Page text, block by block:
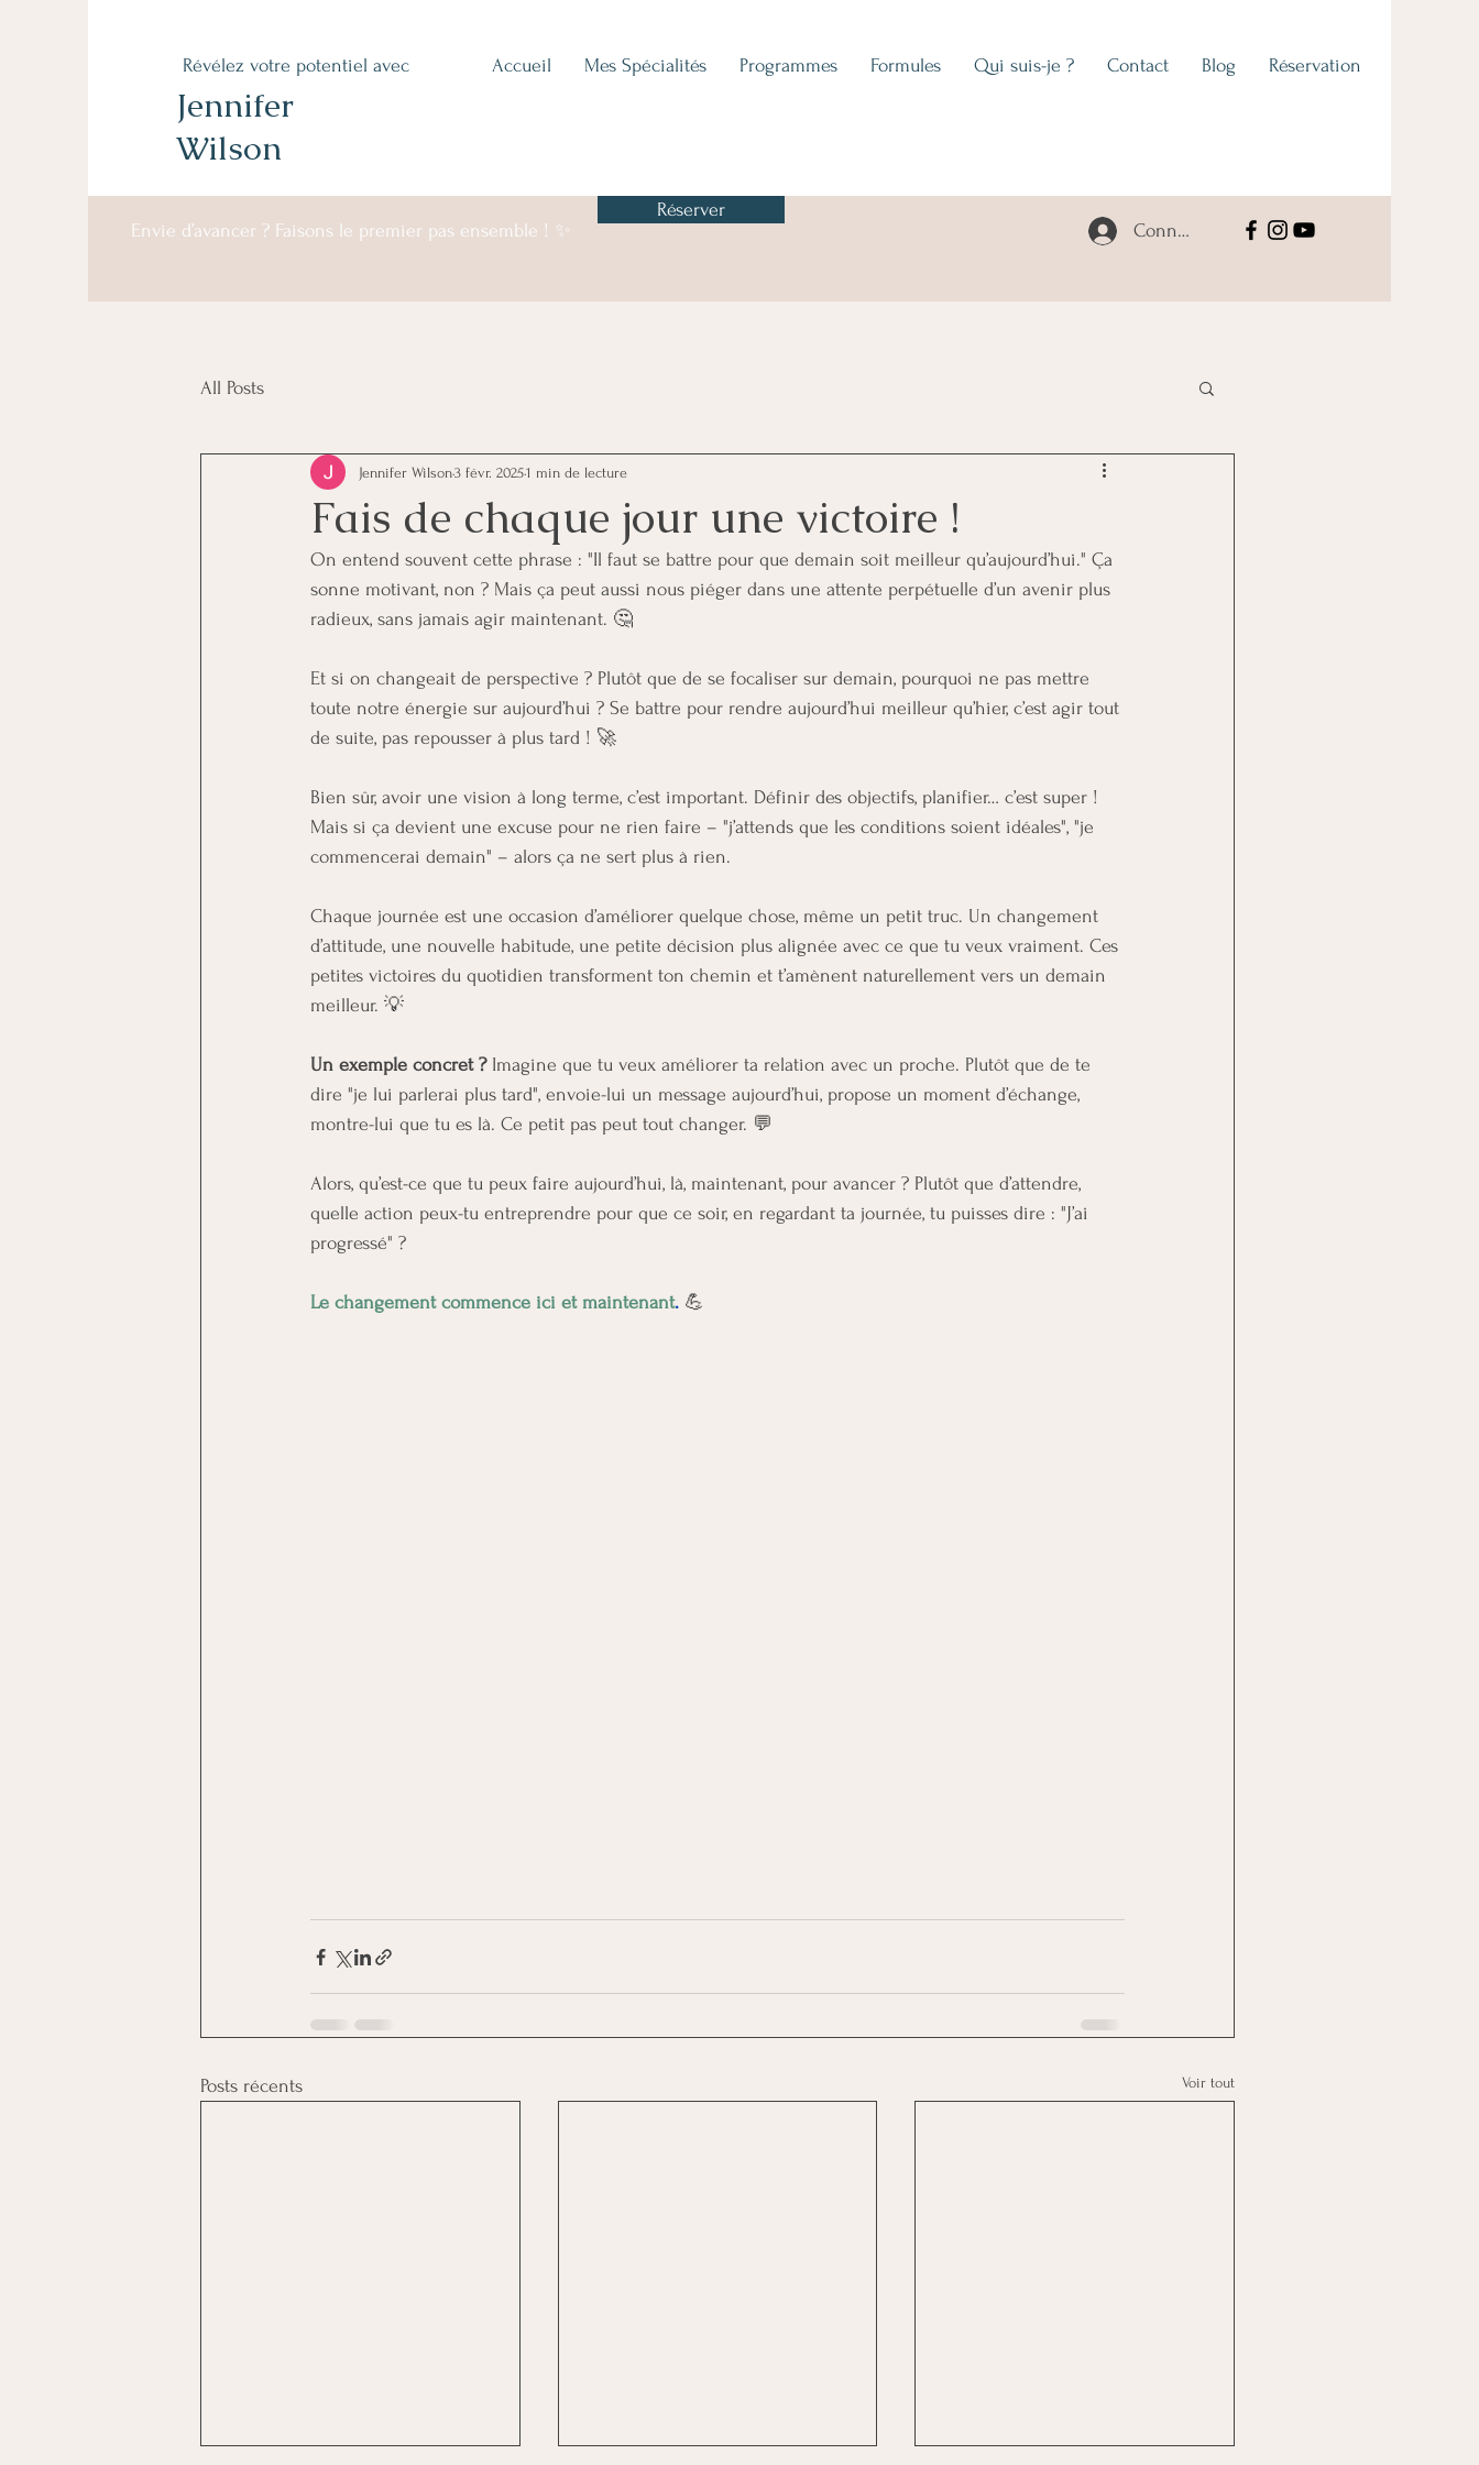
Révélez votre potentiel avec
Jennifer
Wilson
Accueil Mes Spécialités Programmes Formules Qui suis-je ? Contact Blog Réservation
Envie d’avancer ? Faisons le premier pas ensemble ! ✨
Réserver
Connexion
All Posts
Fais de chaque jour une victoire !
Jennifer Wilson3 févr. 20251 min de lecture
On entend souvent cette phrase : "Il faut se battre pour que demain soit meilleur qu’aujourd’hui." Ça
sonne motivant, non ? Mais ça peut aussi nous piéger dans une attente perpétuelle d’un avenir plus
radieux, sans jamais agir maintenant. 🤔
Et si on changeait de perspective ? Plutôt que de se focaliser sur demain, pourquoi ne pas mettre
toute notre énergie sur aujourd’hui ? Se battre pour rendre aujourd’hui meilleur qu’hier, c’est agir tout
de suite, pas repousser à plus tard ! 🚀
Bien sûr, avoir une vision à long terme, c’est important. Définir des objectifs, planifier… c’est super !
Mais si ça devient une excuse pour ne rien faire – "j’attends que les conditions soient idéales", "je
commencerai demain" – alors ça ne sert plus à rien.
Chaque journée est une occasion d’améliorer quelque chose, même un petit truc. Un changement
d’attitude, une nouvelle habitude, une petite décision plus alignée avec ce que tu veux vraiment. Ces
petites victoires du quotidien transforment ton chemin et t’amènent naturellement vers un demain
meilleur. 💡
Un exemple concret ? Imagine que tu veux améliorer ta relation avec un proche. Plutôt que de te
dire "je lui parlerai plus tard", envoie-lui un message aujourd’hui, propose un moment d’échange,
montre-lui que tu es là. Ce petit pas peut tout changer. 💬
Alors, qu’est-ce que tu peux faire aujourd’hui, là, maintenant, pour avancer ? Plutôt que d’attendre,
quelle action peux-tu entreprendre pour que ce soir, en regardant ta journée, tu puisses dire : "J’ai
progressé" ?
Le changement commence ici et maintenant. 💪
Posts récents Voir tout